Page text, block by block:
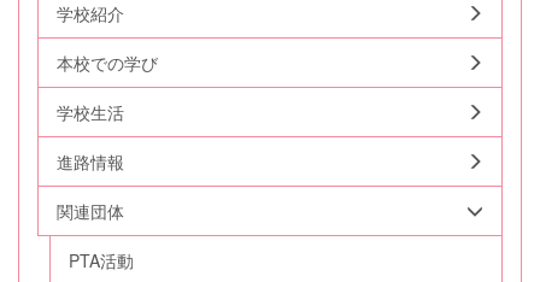
学校紹介
本校での学び
学校生活
進路情報
関連団体
PTA活動